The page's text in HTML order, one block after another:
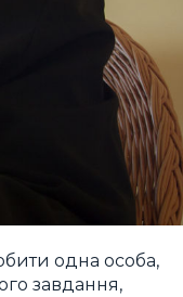
одна особа,
завдання,